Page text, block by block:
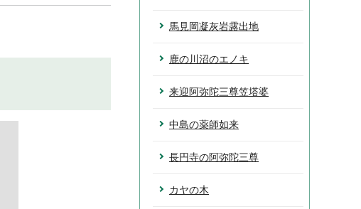
馬見岡凝灰岩露出地
鹿の川沼のエノキ
来迎阿弥陀三尊笠塔婆
中島の薬師如来
長円寺の阿弥陀三尊
カヤの木